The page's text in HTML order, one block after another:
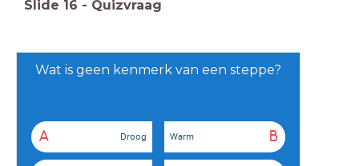
Slide 16 - Quizvraag
Wat is geen kenmerk van een steppe?
A Droog B
Warm